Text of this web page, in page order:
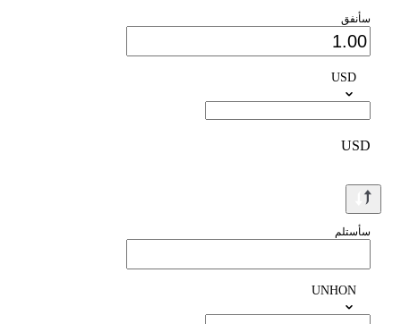
سأنفق
USD
USD
سأستلم
UNHON